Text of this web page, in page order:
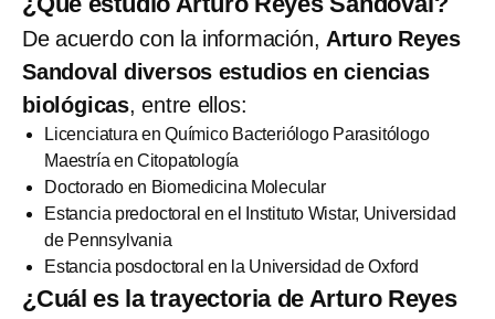
De acuerdo con la información, Arturo Reyes
Sandoval diversos estudios en ciencias
biológicas, entre ellos:
Licenciatura en Químico Bacteriólogo Parasitólogo
Maestría en Citopatología
Doctorado en Biomedicina Molecular
Estancia predoctoral en el Instituto Wistar, Universidad
de Pennsylvania
Estancia posdoctoral en la Universidad de Oxford
¿Cuál es la trayectoria de Arturo Reyes